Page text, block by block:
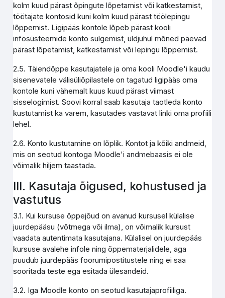
kolm kuud pärast õpingute lõpetamist või katkestamist,
töötajate kontosid kuni kolm kuud pärast töölepingu
lõppemist. Ligipääs kontole lõpeb pärast kooli
infosüsteemide konto sulgemist, üldjuhul mõned päevad
pärast lõpetamist, katkestamist või lepingu lõppemist.
2.5. Täiendõppe kasutajatele ja oma kooli Moodle'i kaudu
sisenevatele välisüliõpilastele on tagatud ligipääs oma
kontole kuni vähemalt kuus kuud pärast viimast
sisselogimist. Soovi korral saab kasutaja taotleda konto
kustutamist ka varem, kasutades vastavat linki oma profiili
lehel.
2.6. Konto kustutamine on lõplik. Kontot ja kõiki andmeid,
mis on seotud kontoga Moodle'i andmebaasis ei ole
võimalik hiljem taastada.
III. Kasutaja õigused, kohustused ja
vastutus
3.1. Kui kursuse õppejõud on avanud kursusel külalise
juurdepääsu (võtmega või ilma), on võimalik kursust
vaadata autentimata kasutajana. Külalisel on juurdepääs
kursuse avalehe infole ning õppematerjalidele, aga
puudub juurdepääs foorumipostitustele ning ei saa
sooritada teste ega esitada ülesandeid.
3.2. Iga Moodle konto on seotud kasutajaprofiiliga.